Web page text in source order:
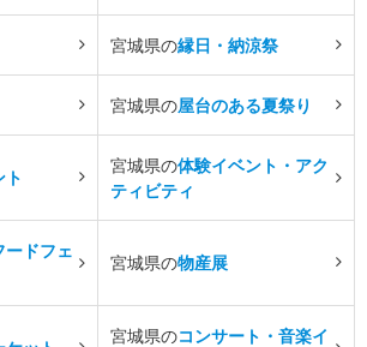
宮城県の縁日・納涼祭
宮城県の屋台のある夏祭り
ト
宮城県の体験イベント・アク
ティビティ
ードフェ
宮城県の物産展
宮城県のコンサート・音楽イ